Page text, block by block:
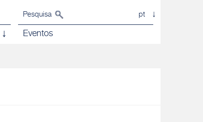
Pesquisa pt
Eventos